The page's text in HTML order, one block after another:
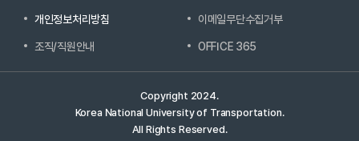
개인정보처리방침 이메일무단수집거부
조직/직원안내 OFFICE 365
Copyright 2024.
Korea National University of Transportation.
All Rights Reserved.